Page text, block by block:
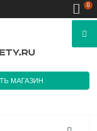
МАГАЗИН
0